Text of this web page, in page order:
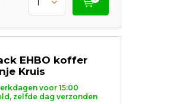
EHBO koffer
Kruis
voor 15:00
zelfde dag verzonden